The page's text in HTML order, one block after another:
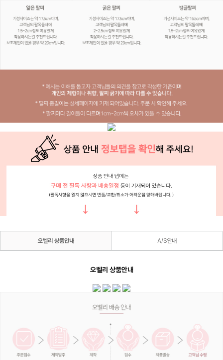
오벨리 상품안내 A/S안내
오벨리 상품안내